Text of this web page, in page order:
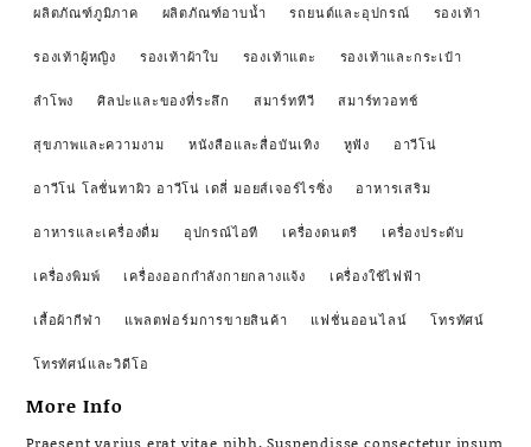
ผลิตภัณฑ์ภูมิภาค ผลิตภัณฑ์อาบน้ำ รถยนต์และอุปกรณ์ รองเท้า
รองเท้าผู้หญิง รองเท้าผ้าใบ รองเท้าแตะ รองเท้าและกระเป๋า
ลำโพง ศิลปะและของที่ระลึก สมาร์ททีวี สมาร์ทวอทช์
สุขภาพและความงาม หนังสือและสื่อบันเทิง หูฟัง อาวีโน่
อาวีโน่ โลชั่นทาผิว อาวีโน่ เดลี่ มอยส์เจอร์ไรซิ่ง อาหารเสริม
อาหารและเครื่องดื่ม อุปกรณ์ไอที เครื่องดนตรี เครื่องประดับ
เครื่องพิมพ์ เครื่องออกกำลังกายกลางแจ้ง เครื่องใช้ไฟฟ้า
เสื้อผ้ากีฬา แพลตฟอร์มการขายสินค้า แฟชั่นออนไลน์ โทรทัศน์
โทรทัศน์และวิดีโอ
More Info
Praesent varius erat vitae nibh. Suspendisse consectetur ipsum